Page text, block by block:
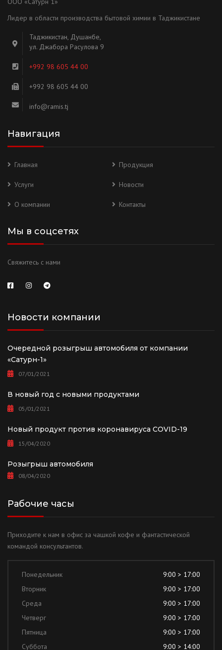
Лидер в области производства бытовой химии в Таджикистане
Таджикистан, Душанбе,
ул. Джабора Расулова 9
+992 98 605 44 00
+992 98 605 44 00
info@ramis.tj
Навигация
Главная Продукция
Услуги Новости
О компании Контакты
Мы в соцсетях
Свяжитесь с нами
Новости компании
Очередной розыгрыш автомобиля от компании
«Сатурн-1»
07/01/2021
В новый год с новыми продуктами
05/01/2021
Новый продукт против коронавируса COVID-19
15/04/2020
Розыгрыш автомобиля
08/04/2020
Рабочие часы
Приходите к нам в офис за чашкой кофе и фантастической
командой консультантов.
Понедельник
9:00 > 17:00
Вторник
9:00 > 17:00
Среда
9:00 > 17:00
Четверг
9:00 > 17:00
Пятница
9:00 > 17:00
Суббота
9:00 > 14:00